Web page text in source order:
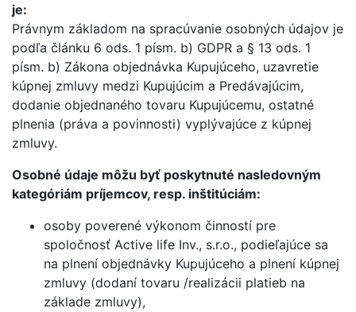
je:
Právnym základom na spracúvanie osobných údajov je
podľa článku 6 ods. 1 písm. b) GDPR a § 13 ods. 1
písm. b) Zákona objednávka Kupujúceho, uzavretie
kúpnej zmluvy medzi Kupujúcim a Predávajúcim,
dodanie objednaného tovaru Kupujúcemu, ostatné
plnenia (práva a povinnosti) vyplývajúce z kúpnej
zmluvy.
Osobné údaje môžu byť poskytnuté nasledovným
kategóriám príjemcov, resp. inštitúciám:
osoby poverené výkonom činností pre
spoločnosť Active life Inv., s.r.o., podieľajúce sa
na plnení objednávky Kupujúceho a plnení kúpnej
zmluvy (dodaní tovaru /realizácii platieb na
základe zmluvy),